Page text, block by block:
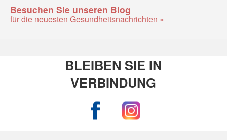
Besuchen Sie unseren Blog
für die neuesten Gesundheitsnachrichten »
BLEIBEN SIE IN
VERBINDUNG